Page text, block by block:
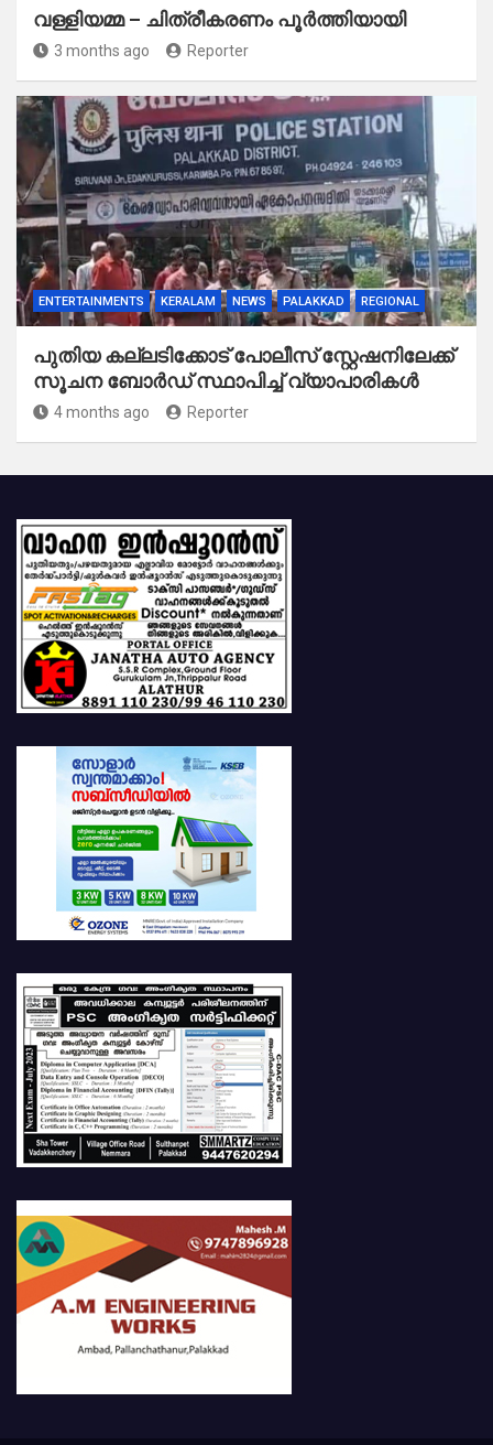
വള്ളിയമ്മ – ചിത്രീകരണം പൂർത്തിയായി
3 months ago Reporter
ENTERTAINMENTS KERALAM NEWS PALAKKAD REGIONAL
പുതിയ കല്ലടിക്കോട് പോലീസ് സ്റ്റേഷനിലേക്ക്
സൂചന ബോർഡ് സ്ഥാപിച്ച് വ്യാപാരികൾ
4 months ago Reporter